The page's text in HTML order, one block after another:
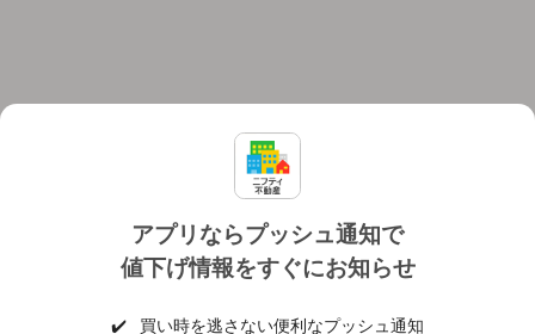
アプリならプッシュ通知で
値下げ情報をすぐにお知らせ
✔️ 買い時を逃さない便利なプッシュ通知
個人情報保護ポリシー 利用規約
ヘルプ・お問い合わせ 採用情報